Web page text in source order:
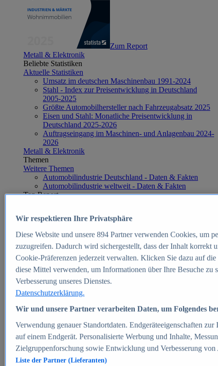
Zum Report
Metall & Elektronik
Beliebte Statistiken
Aktuelle Statistiken
Umsatz im deutschen Maschinenbau 1991-2024
Stahl - Index zur Preisentwicklung in Deutschland
2005-2025
Größte Automobilhersteller nach Fahrzeugabsatz 2025
Eisen und Stahl: Monatliche Preisentwicklung in
Deutschland 2025-2026
Auftragseingang im Maschinen- und Anlagenbau 2024-
2026
Metall & Elektronik
Themen
Weitere Themen
Automobilindustrie Deutschland - Daten & Fakten
Automobilindustrie weltweit - Daten & Fakten
Top Report
Zum Report
E-commerce
Beliebte Statistiken
Aktuelle Statistiken
E-Commerce - Entwicklung des Umsatzes in
Deutschland 1999-2025
Umsatz von Amazon in Deutschland und weltweit
2010-2025
B2C-E-Commerce: Top-50 Online Shops in
Deutschland 2024
Marktanteile von Online-Zahlungsverfahren in
Deutschland 2024
Umsatzstarke Warengruppen im Online-Handel in
Deutschland 2023-2025
Wir respektieren Ihre Privatsphäre
Diese Website und unsere 894Partner verwenden Cookies, um
zuzugreifen. Dadurch wird sichergestellt, dass der Inhalt korrekt
Cookie-Präferenzen jederzeit verwalten. Klicken Sie dazu auf
diese Mittel verwenden, um Informationen über Ihre Besuche
Verbesserung unseres Dienstes.
Datenschutzerklärung.
Wir und unsere Partner verarbeiten Daten, um Folgendes
Verwendung genauer Standortdaten. Endgeräteeigenschaften
auf einem Endgerät. Personalisierte Werbung und Inhalte,
Zielgruppenforschung sowie Entwicklung und Verbesserung von
Liste der Partner (Lieferanten)